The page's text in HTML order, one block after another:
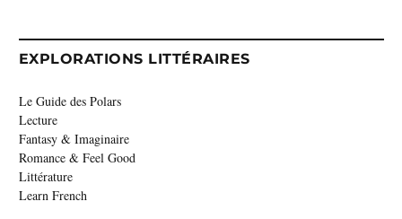
EXPLORATIONS LITTÉRAIRES
Le Guide des Polars
Lecture
Fantasy & Imaginaire
Romance & Feel Good
Littérature
Learn French